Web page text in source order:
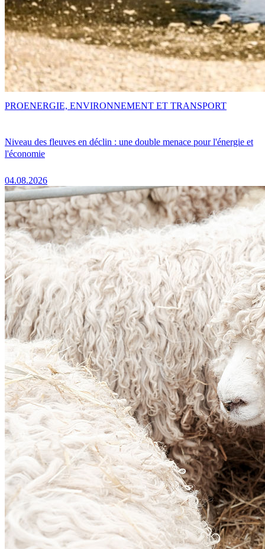
Niveau des fleuves en déclin : une double menace pour l'énergie et
l'économie
04.08.2026
PROENERGIE, ENVIRONNEMENT ET TRANSPORT